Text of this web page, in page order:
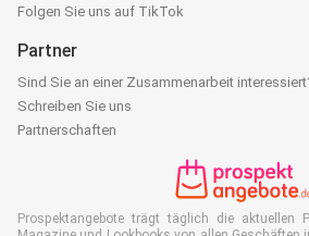
Folgen Sie uns auf TikTok
Partner
Sind Sie an einer Zusammenarbeit
Schreiben Sie uns
Partnerschaften
Prospektangebote trägt täglich die aktuellen